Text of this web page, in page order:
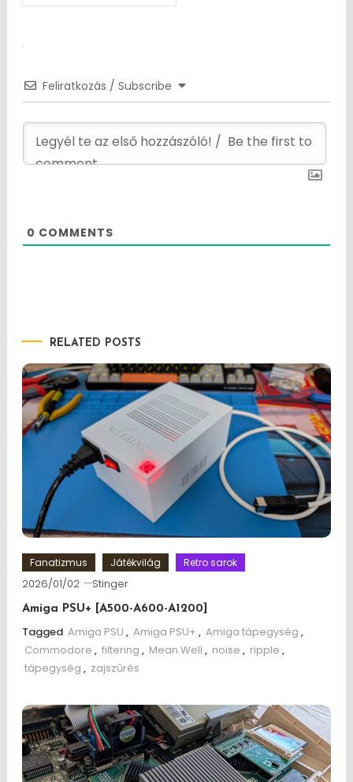
Feliratkozás / Subscribe
0 COMMENTS
RELATED POSTS
Fanatizmus Játékvilág Retro sarok
2026/01/02 Stinger
Amiga PSU+ [A500-A600-A1200]
Tagged Amiga PSU , Amiga PSU+ , Amiga tápegység ,
Commodore , filtering , Mean Well , noise , ripple ,
tápegység , zajszűrés